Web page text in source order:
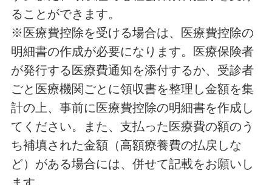
ることができます。
※医療費控除を受ける場合は、医療費控除の
明細書の作成が必要になります。医療保険者
が発行する医療費通知を添付するか、受診者
ごと医療機関ごとに領収書を整理し金額を集
計の上、事前に医療費控除の明細書を作成し
てください。また、支払った医療費の額のう
ち補填された金額（高額療養費の払戻しな
ど）がある場合には、併せて記載をお願いし